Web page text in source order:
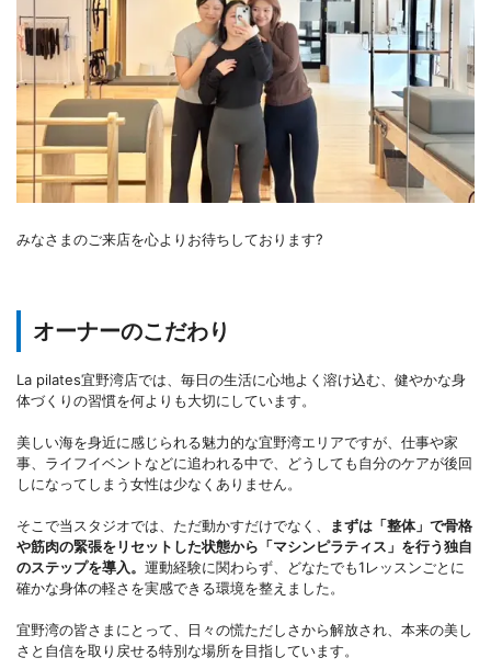
みなさまのご来店を心よりお待ちしております?
オーナーのこだわり
La pilates宜野湾店では、毎日の生活に心地よく溶け込む、健やかな身
体づくりの習慣を何よりも大切にしています。
美しい海を身近に感じられる魅力的な宜野湾エリアですが、仕事や家
事、ライフイベントなどに追われる中で、どうしても自分のケアが後回
しになってしまう女性は少なくありません。
そこで当スタジオでは、ただ動かすだけでなく、
まずは「整体」で骨格
や筋肉の緊張をリセットした状態から「マシンピラティス」を行う独自
のステップを導入。 運動経験に関わらず、どなたでも1レッスンごとに
確かな身体の軽さを実感できる環境を整えました。
宜野湾の皆さまにとって、日々の慌ただしさから解放され、本来の美し
さと自信を取り戻せる特別な場所を目指しています。